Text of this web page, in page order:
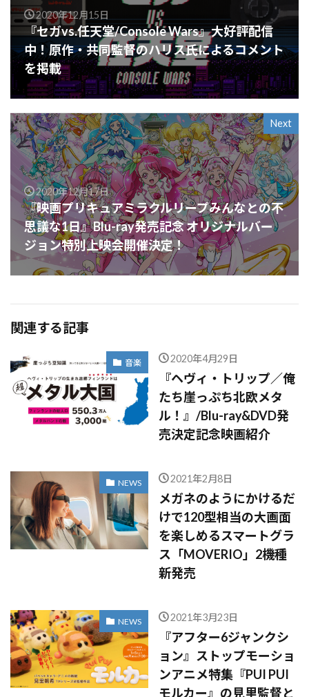
2020年12月15日
『セガvs.任天堂/Console Wars』大好評配信
中！原作・共同監督のハリス氏によるコメント
を掲載
Next
2020年12月17日
『映画プリキュアミラクルリープみんなとの不
思議な1日』Blu-ray発売記念 オリジナルバー
ジョン特別上映会開催決定！
関連する記事
音楽 2020年4月29日
『ヘヴィ・トリップ／俺
たち崖っぷち北欧メタ
ル！』/Blu-ray&DVD発
売決定記念映画紹介
NEWS 2021年2月8日
メガネのようにかけるだ
けで120型相当の大画面
を楽しめるスマートグラ
ス「MOVERIO」2機種
新発売
NEWS 2021年3月23日
『アフター6ジャンクシ
ョン』ストップモーショ
ンアニメ特集『PUI PUI
モルカー』の見里監督と